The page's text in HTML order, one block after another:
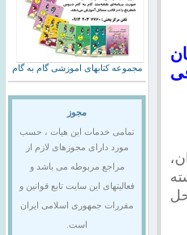
مجموعه کتابهای اموزشی گام به گام
مجوز
تمامی خدمات این هیات ، حسب
مورد دارای مجوزهای لازم از
مراجع مربوطه می باشد و
فعالیتهای این سایت تابع قوانین و
مقررات جمهوری اسلامی ایران
است.